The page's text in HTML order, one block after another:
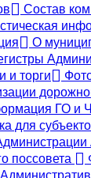
Состав
О
и торги
ГО и
для
поссовета